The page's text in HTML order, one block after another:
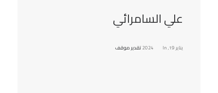
علي السامرائي
يناير 19, 2024 In تقدير موقف